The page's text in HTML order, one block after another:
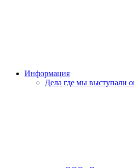
Информация
Дела где мы выступали